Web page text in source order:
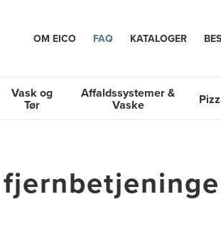
OM EICO FAQ KATALOGER
Vask og
Tør
Affaldssystemer &
Vaske